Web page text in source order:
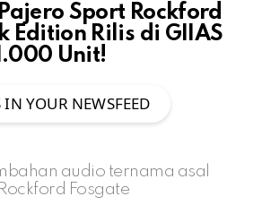
Sport Rockford
Edition Rilis di GIIAS
Unit!
IN YOUR NEWSFEED
audio ternama asal
Fosgate